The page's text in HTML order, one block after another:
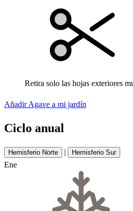
Retira solo las hojas exteriores
Añadir Agave a mi jardín
Ciclo anual
Hemisferio Norte | Hemisferio Sur
Ene